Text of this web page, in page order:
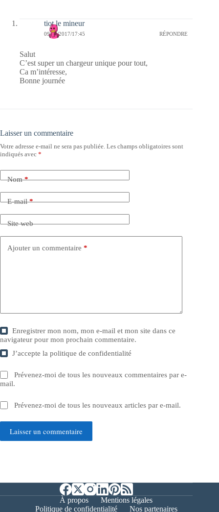
tiot le mineur
09/08/2017/17:45 RÉPONDRE
Salut
C’est super un chargeur unique pour tout,
Ca m’intéresse,
Bonne journée
Laisser un commentaire
Votre adresse e-mail ne sera pas publiée. Les champs obligatoires sont
indiqués avec *
Nom*
E-mail*
Site web
Ajouter un commentaire *
Enregistrer mon nom, mon e-mail et mon site dans ce
navigateur pour mon prochain commentaire.
J’accepte lapolitique de confidentialité
Prévenez-moi de tous les nouveaux commentaires par e-
mail.
Prévenez-moi de tous les nouveaux articles par e-mail.
Laisser un commentaire
À propos
Mentions légales
Politique de confidentialité
Nos partenaires